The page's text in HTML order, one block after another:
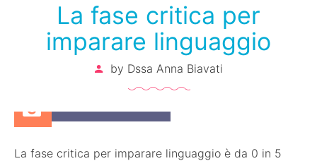
La fase critica per
imparare linguaggio
by Dssa Anna Biavati
La fase critica per imparare linguaggio è da 0 in 5